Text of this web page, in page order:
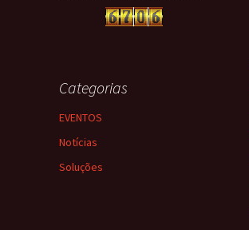
Categorias
EVENTOS
Notícias
Soluções